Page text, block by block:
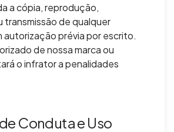
a cópia, reprodução,
transmissão de qualquer
prévia por escrito.
de nossa marca ou
o infrator a penalidades
Conduta e Uso